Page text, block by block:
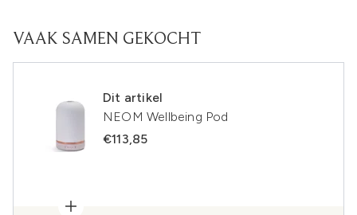
VAAK SAMEN GEKOCHT
Dit artikel
NEOM Wellbeing Pod
€113,85